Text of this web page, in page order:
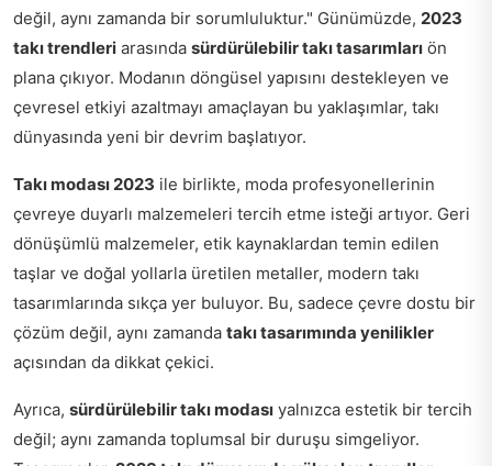
değil, aynı zamanda bir sorumluluktur." Günümüzde, 2023
takı trendleri arasında sürdürülebilir takı tasarımları ön
plana çıkıyor. Modanın döngüsel yapısını destekleyen ve
çevresel etkiyi azaltmayı amaçlayan bu yaklaşımlar, takı
dünyasında yeni bir devrim başlatıyor.
Takı modası 2023 ile birlikte, moda profesyonellerinin
çevreye duyarlı malzemeleri tercih etme isteği artıyor. Geri
dönüşümlü malzemeler, etik kaynaklardan temin edilen
taşlar ve doğal yollarla üretilen metaller, modern takı
tasarımlarında sıkça yer buluyor. Bu, sadece çevre dostu bir
çözüm değil, aynı zamanda takı tasarımında yenilikler
açısından da dikkat çekici.
Ayrıca, sürdürülebilir takı modası yalnızca estetik bir tercih
değil; aynı zamanda toplumsal bir duruşu simgeliyor.